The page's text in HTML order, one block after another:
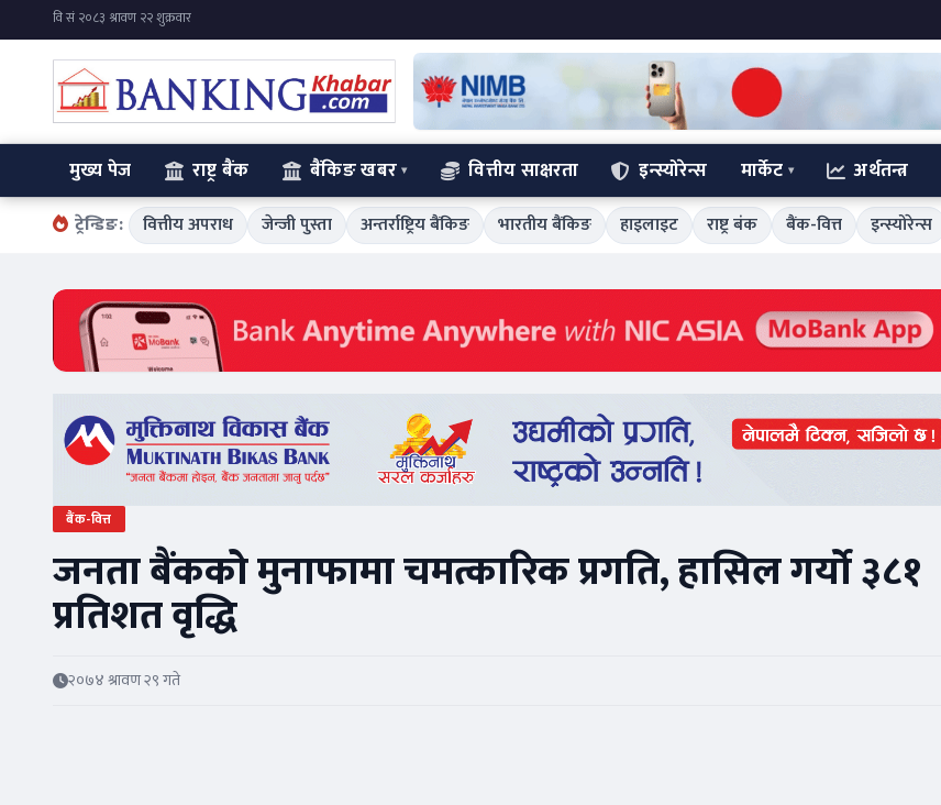
मुख्य पेज राष्ट्र बैंक बैंकिङ खबर वित्तीय साक्षरता इन्स्योरेन्स मार्केट अर्थतन्त्र
ट्रेन्डिङ: वित्तीय अपराध जेन्जी पुस्ता अन्तर्राष्ट्रिय बैंकिङ भारतीय बैंकिङ हाइलाइट राष्ट्र बंक बैंक-वित्त इन्स्योरेन्स
बैंक-वित्त
जनता बैंकको मुनाफामा चमत्कारिक प्रगति, हासिल गर्यो ३८१
प्रतिशत वृद्धि
२०७४ श्रावण २९ गते